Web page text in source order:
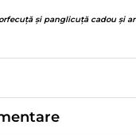
și panglicuță cadou și